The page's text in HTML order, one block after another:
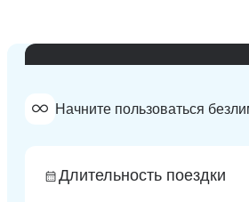
Начните пользоваться
Длительность поездки